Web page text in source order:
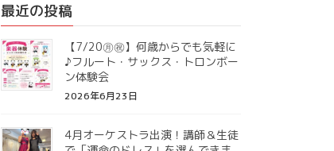
最近の投稿
【7/20㊊㊗】何歳からでも気軽に
♪フルート・サックス・トロンボー
ン体験会
2026年6月23日
4月オーケストラ出演！講師＆生徒